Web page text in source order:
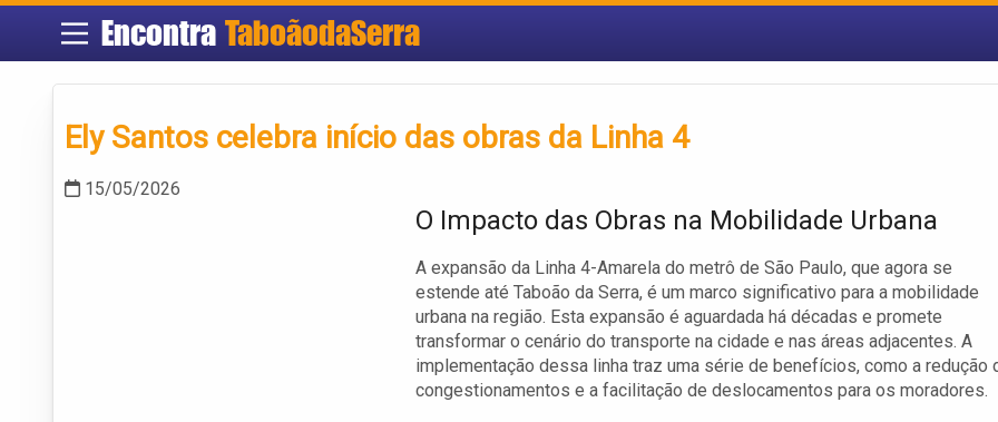
Encontra TaboãodaSerra
Ely Santos celebra início das obras da Linha 4
15/05/2026
O Impacto das Obras na Mobilidade Urbana
A expansão da Linha 4-Amarela do metrô de São Paulo, que agora se
estende até Taboão da Serra, é um marco significativo para a mobilidade
urbana na região. Esta expansão é aguardada há décadas e promete
transformar o cenário do transporte na cidade e nas áreas adjacentes. A
implementação dessa linha traz uma série de benefícios, como a redução
congestionamentos e a facilitação de deslocamentos para os moradores.